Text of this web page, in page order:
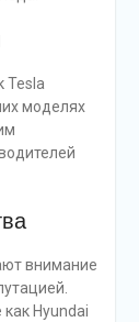
Tesla
моделях
внимание
Hyundai